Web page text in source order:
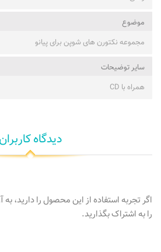
موضوع
مجموعه نکتورن های شوپن برای پیانو
ساير توضيحات
همراه با CD
دیدگاه کاربران
اگر تجربه استفاده از این محصول را دارید،
را به اشتراک بگذارید.